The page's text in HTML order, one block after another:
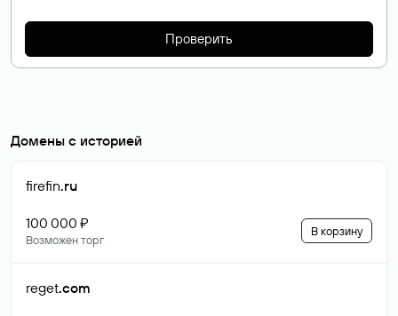
Проверить
Домены с историей
firefin.ru
100 000 ₽
Возможен торг
В корзину
reget.com